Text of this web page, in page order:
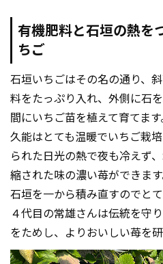
有機肥料と石垣の熱を
ちご
石垣いちごはその名の通り、
料をたっぷり入れ、外側に石
間にいちご苗を植えて育てます
久能はとても温暖でいちご栽
られた日光の熱で夜も冷えず
縮された味の濃い苺ができま
石垣を一から積み直すのでと
４代目の常雄さんは伝統を守
をためし、よりおいしい苺を研